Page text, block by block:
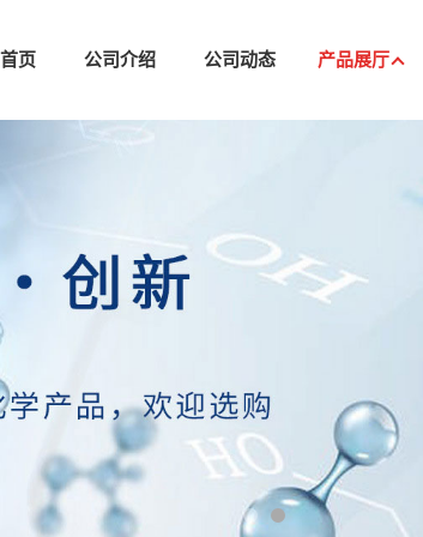
页 公司介绍 公司动态 产品展厅